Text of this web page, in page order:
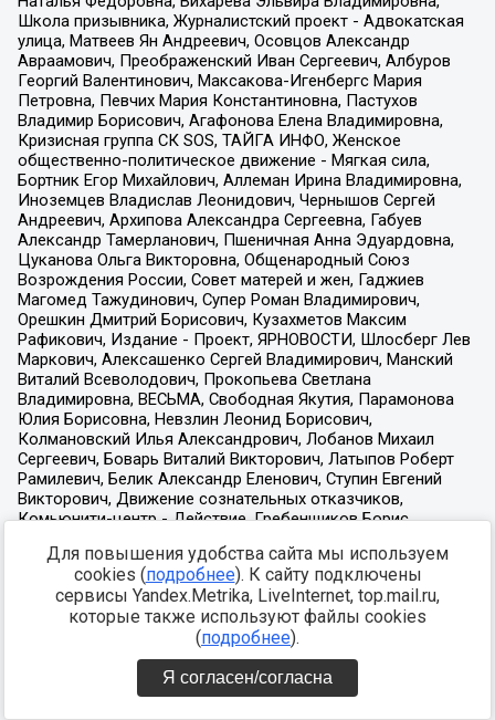
Для повышения удобства сайта мы используем
cookies (подробнее). К сайту подключены
сервисы Yandex.Metrika, LiveInternet, top.mail.ru,
которые также используют файлы cookies
(подробнее).
Я согласен/согласна